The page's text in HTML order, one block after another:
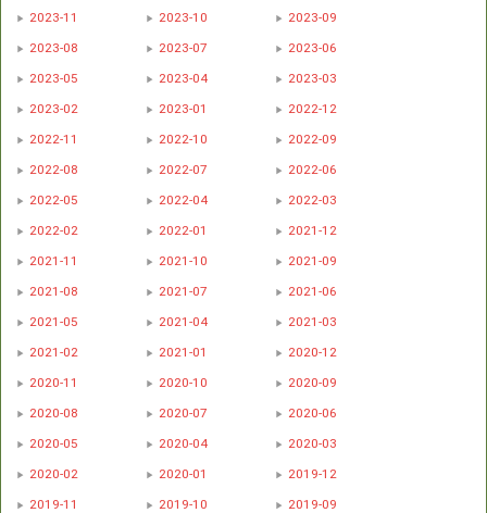
2023-11 2023-10
2023-09
2023-08
2023-07
2023-06
2023-05
2023-04
2023-03
2023-02
2023-01
2022-12
2022-11
2022-10
2022-09
2022-08
2022-07
2022-06
2022-05
2022-04
2022-03
2022-02
2022-01
2021-12
2021-11
2021-10
2021-09
2021-08
2021-07
2021-06
2021-05
2021-04
2021-03
2021-02
2021-01
2020-12
2020-11
2020-10
2020-09
2020-08
2020-07
2020-06
2020-05
2020-04
2020-03
2020-02
2020-01
2019-12
2019-11
2019-10
2019-09